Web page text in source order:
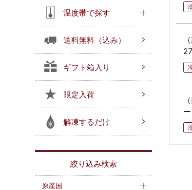
温度帯で探す
送料無料（込み）
ギフト箱入り
限定入荷
解凍するだけ
絞り込み検索
原産国